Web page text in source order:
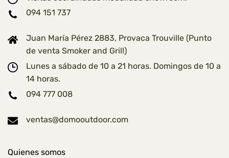
094 151 737
Juan María Pérez 2883, Provaca Trouville (Punto
de venta Smoker and Grill)
Lunes a sábado de 10 a 21 horas. Domingos de 10 a
14 horas.
094 777 008
ventas@domooutdoor.com
Quienes somos